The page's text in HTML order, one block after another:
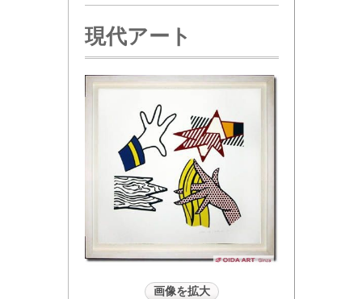
現代アート
画像を拡大